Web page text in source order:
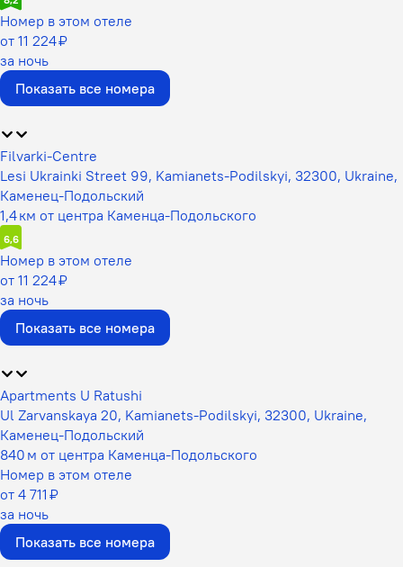
Номер в этом отеле
от 11 224 ₽
за ночь
Показать все номера
Filvarki-Centre
Lesi Ukrainki Street 99, Kamianets-Podilskyi, 32300, Ukraine,
Каменец-Подольский
1,4 км от центра Каменца-Подольского
6,6
Номер в этом отеле
от 11 224 ₽
за ночь
Показать все номера
Apartments U Ratushi
Ul Zarvanskaya 20, Kamianets-Podilskyi, 32300, Ukraine,
Каменец-Подольский
840 м от центра Каменца-Подольского
Номер в этом отеле
от 4 711 ₽
за ночь
Показать все номера